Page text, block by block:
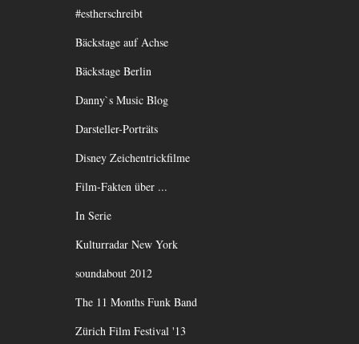
#estherschreibt
Bäckstage auf Achse
Bäckstage Berlin
Danny`s Music Blog
Darsteller-Porträts
Disney Zeichentrickfilme
Film-Fakten über ...
In Serie
Kulturradar New York
soundabout 2012
The 11 Months Funk Band
Zürich Film Festival '13